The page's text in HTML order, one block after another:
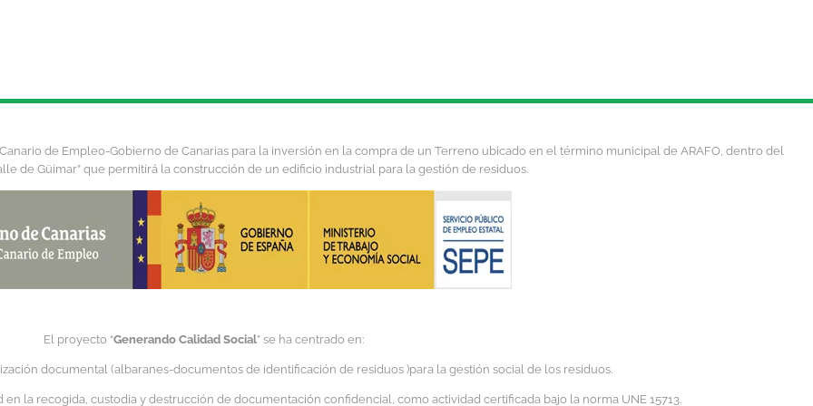
de Empleo-Gobierno de Canarias para la inversión en la compra de un Terreno ubicado en el término municipal de ARAFO, dentro del
de Güimar” que permitirá la construcción de un edificio industrial para la gestión de residuos.
El proyecto “Generando Calidad Social” se ha centrado en:
documental (albaranes-documentos de identificación de residuos )para la gestión social de los residuos.
la recogida, custodia y destrucción de documentación confidencial, como actividad certificada bajo la norma UNE 15713.